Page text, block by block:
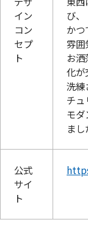
イン
コン
セプ
ト
び、
か
雰囲
お
化が
洗練
チュ
モダ
まし
公式
サイ
ト